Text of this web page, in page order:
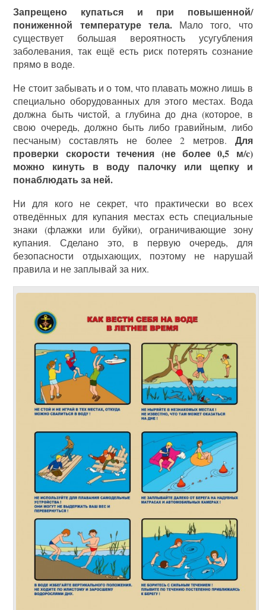
Запрещено купаться и при повышенной/
пониженной температуре тела.Мало того, что
существует большая вероятность усугубления
заболевания, так ещё есть риск потерять сознание
прямо в воде.
Не стоит забывать и о том, что плавать можно лишь в
специально оборудованных для этого местах. Вода
должна быть чистой, а глубина до дна (которое, в
свою очередь, должно быть либо гравийным, либо
песчаным) составлять не более 2 метров. Для
проверки скорости течения (не более 0,5 м/c)
можно кинуть в воду палочку или щепку и
понаблюдать за ней.
Ни для кого не секрет, что практически во всех
отведённых для купания местах есть специальные
знаки (флажки или буйки), ограничивающие зону
купания. Сделано это, в первую очередь, для
безопасности отдыхающих, поэтому не нарушай
правила и не заплывай за них.